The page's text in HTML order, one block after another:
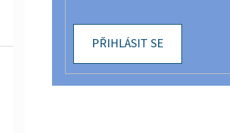
PŘIHLÁSIT SE